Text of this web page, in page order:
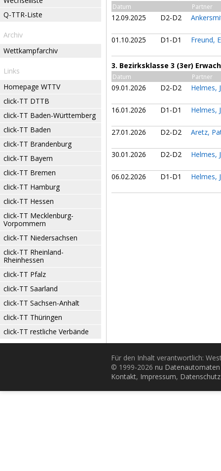
Q-TTR-Liste
Archiv
Wettkampfarchiv
Links
Homepage WTTV
click-TT DTTB
click-TT Baden-Württemberg
click-TT Baden
click-TT Brandenburg
click-TT Bayern
click-TT Bremen
click-TT Hamburg
click-TT Hessen
click-TT Mecklenburg-
Vorpommern
click-TT Niedersachsen
click-TT Rheinland-
Rheinhessen
click-TT Pfalz
click-TT Saarland
click-TT Sachsen-Anhalt
click-TT Thüringen
click-TT restliche Verbände
Datum Partner
12.09.2025 D2-D2
01.10.2025 D1-D1 Freund,
3. Bezirksklasse 3 (3er)
Datum Partner
09.01.2026 D2-D2 Helmes,
16.01.2026 D1-D1 Helmes,
27.01.2026 D2-D2 Aretz,
30.01.2026 D2-D2 Helmes,
06.02.2026 D1-D1 Helmes,
Für den Inhalt verantwortlich:
© 1999-2026 nu
Kontakt, Impressum, Datenschutz